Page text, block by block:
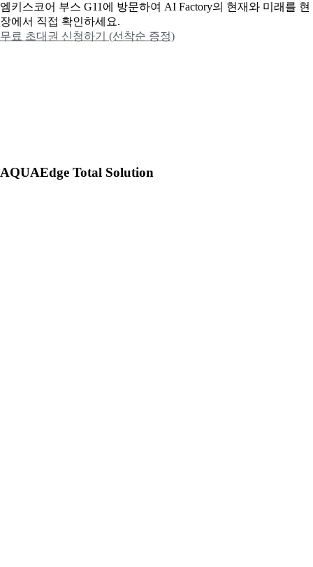
엠키스코어 부스 G11에 방문하여 AI Factory의 현재와 미래를 현
장에서 직접 확인하세요.
무료 초대권 신청하기 (선착순 증정)
AQUAEdge Total Solution